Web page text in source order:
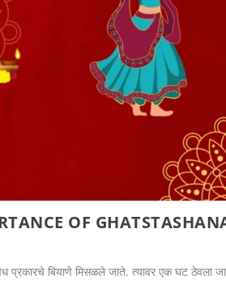
OF
प्रकारचे बियाणे मिसळले जाते. त्यावर एक घट ठेवला